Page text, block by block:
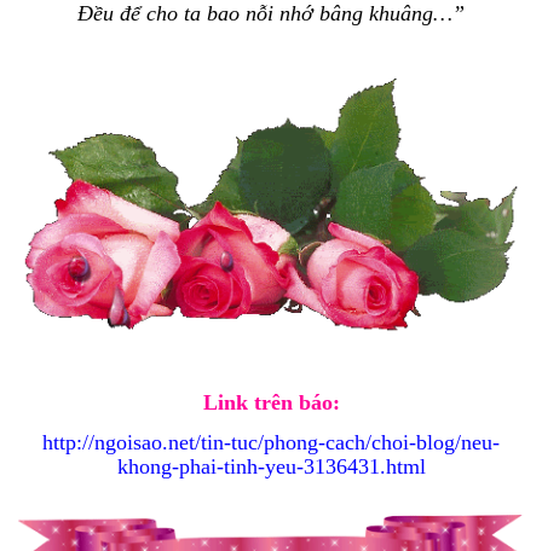
Đều để cho ta bao nỗi nhớ bâng khuâng…”
Link trên báo:
http://ngoisao.net/tin-tuc/phong-cach/choi-blog/neu-
khong-phai-tinh-yeu-3136431.html